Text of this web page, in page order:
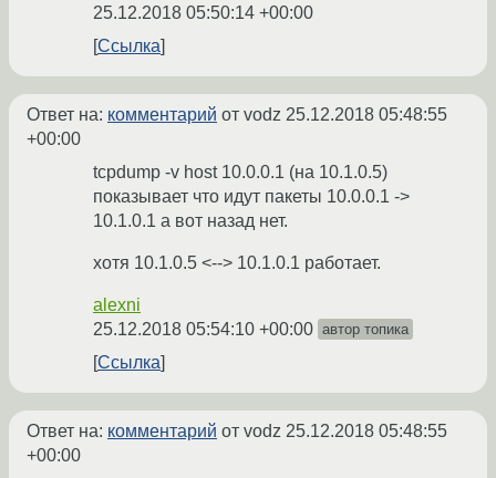
25.12.2018 05:50:14 +00:00
Ссылка
Ответ на: комментарий от vodz 25.12.2018 05:48:55
+00:00
tcpdump -v host 10.0.0.1 (на 10.1.0.5)
показывает что идут пакеты 10.0.0.1 ->
10.1.0.1 а вот назад нет.
хотя 10.1.0.5 <--> 10.1.0.1 работает.
alexni
25.12.2018 05:54:10 +00:00 автор топика
Ссылка
Ответ на: комментарий от vodz 25.12.2018 05:48:55
+00:00